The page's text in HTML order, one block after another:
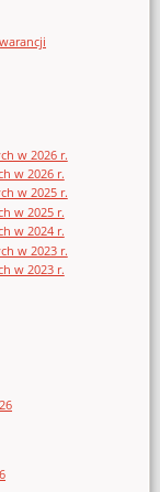
w 2026 r.
w 2026 r.
w 2025 r.
w 2025 r.
w 2024 r.
w 2023 r.
w 2023 r.